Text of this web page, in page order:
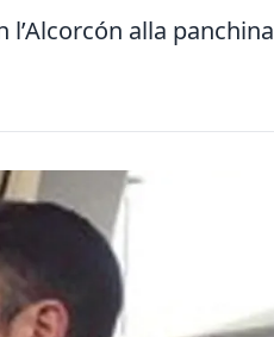
l’Alcorcón alla panchina